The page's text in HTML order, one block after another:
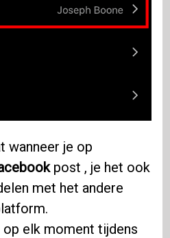
wanneer je op
post , je het ook
met het andere
elk moment tijdens